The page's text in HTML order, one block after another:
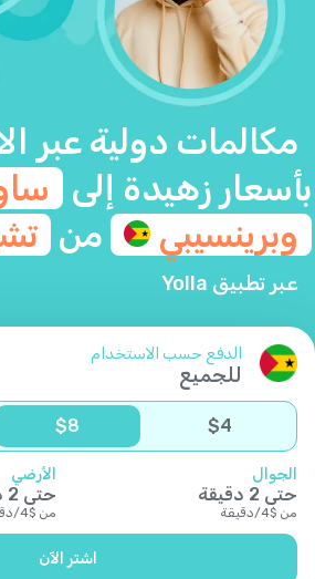
مكالمات دولية عبر
بأسعار زهيدة إلى
وبرينسيبي
من
عبر تطبيق Yolla
الدفع حسب الاستخدام
للجميع
$4
$8
الجوال
حتى 2 دقيقة
من $
4
/دقيقة
الأرضي
حتى 2
من $
4
/
اشتر الآن